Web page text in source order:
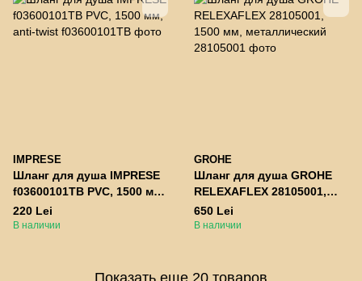
IMPRESE
Шланг для душа IMPRESE
f03600101TB PVC, 1500 мм,
anti-twist
220 Lei
В наличии
GROHE
Шланг для душа GROHE
RELEXAFLEX 28105001,
1500 мм, металлический
650 Lei
В наличии
Показать еще 20 товаров